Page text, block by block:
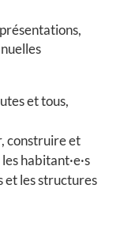
et tous,
construire et
habitant·e·s
et les structures